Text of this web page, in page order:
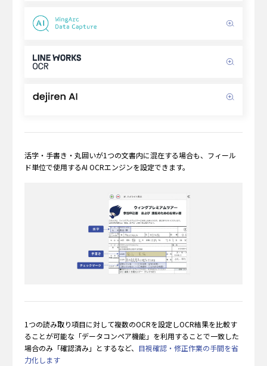
活字・手書き・丸囲いが1つの文書内に混在する場合も、フィール
ド単位で使用するAI OCRエンジンを設定できます。
1つの読み取り項目に対して複数のOCRを設定しOCR結果を比較す
ることが可能な「データコンペア機能」を利用することで一致した
場合のみ「確認済み」とするなど、 目視確認・修正作業の手間を省
力化します